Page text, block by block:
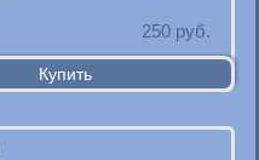
250 руб.